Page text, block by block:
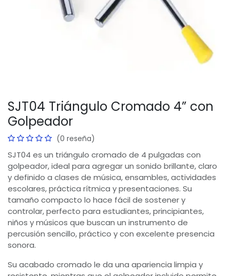
SJT04 Triángulo Cromado 4” con
Golpeador
(0 reseña)
SJT04 es un triángulo cromado de 4 pulgadas con
golpeador, ideal para agregar un sonido brillante, claro
y definido a clases de música, ensambles, actividades
escolares, práctica rítmica y presentaciones. Su
tamaño compacto lo hace fácil de sostener y
controlar, perfecto para estudiantes, principiantes,
niños y músicos que buscan un instrumento de
percusión sencillo, práctico y con excelente presencia
sonora.
Su acabado cromado le da una apariencia limpia y